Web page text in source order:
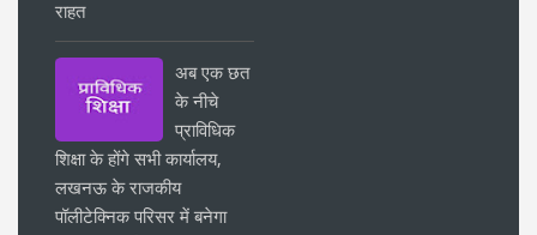
राहत
अब एक छत
के नीचे
प्राविधिक
शिक्षा के होंगे सभी कार्यालय,
लखनऊ के राजकीय
पॉलीटेक्निक परिसर में बनेगा